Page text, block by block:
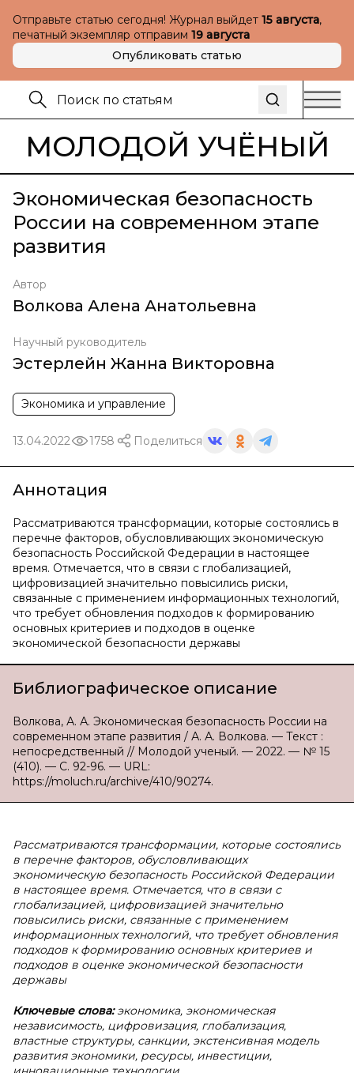
Отправьте статью сегодня! Журнал выйдет 15 августа,
печатный экземпляр отправим 19 августа
Опубликовать статью
МОЛОДОЙ УЧЁНЫЙ
Экономическая безопасность
России на современном этапе
развития
Автор
Волкова Алена Анатольевна
Научный руководитель
Эстерлейн Жанна Викторовна
Экономика и управление
13.04.2022 1758 Поделиться
Аннотация
Рассматриваются трансформации, которые состоялись в
перечне факторов, обусловливающих экономическую
безопасность Российской Федерации в настоящее
время. Отмечается, что в связи с глобализацией,
цифровизацией значительно повысились риски,
связанные с применением информационных технологий,
что требует обновления подходов к формированию
основных критериев и подходов в оценке
экономической безопасности державы
Библиографическое описание
Волкова, А. А. Экономическая безопасность России на
современном этапе развития / А. А. Волкова. — Текст :
непосредственный // Молодой ученый. — 2022. — № 15
(410). — С. 92-96. — URL:
https://moluch.ru/archive/410/90274.
Рассматриваются трансформации, которые состоялись
в перечне факторов, обусловливающих
экономическую безопасность Российской Федерации
в настоящее время. Отмечается, что в связи с
глобализацией, цифровизацией значительно
повысились риски, связанные с применением
информационных технологий, что требует обновления
подходов к формированию основных критериев и
подходов в оценке экономической безопасности
державы
Ключевые слова:экономика, экономическая
независимость, цифровизация, глобализация,
властные структуры, санкции, экстенсивная модель
развития экономики, ресурсы, инвестиции,